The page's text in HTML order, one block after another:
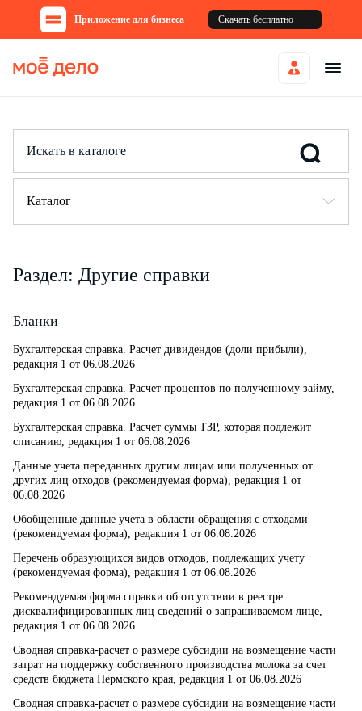
Приложение для бизнеса Скачать бесплатно
Каталог
Раздел: Другие справки
Бланки
Бухгалтерская справка. Расчет дивидендов (доли прибыли),
редакция 1 от 06.08.2026
Бухгалтерская справка. Расчет процентов по полученному займу,
редакция 1 от 06.08.2026
Бухгалтерская справка. Расчет суммы ТЗР, которая подлежит
списанию, редакция 1 от 06.08.2026
Данные учета переданных другим лицам или полученных от
других лиц отходов (рекомендуемая форма), редакция 1 от
06.08.2026
Обобщенные данные учета в области обращения с отходами
(рекомендуемая форма), редакция 1 от 06.08.2026
Перечень образующихся видов отходов, подлежащих учету
(рекомендуемая форма), редакция 1 от 06.08.2026
Рекомендуемая форма справки об отсутствии в реестре
дисквалифицированных лиц сведений о запрашиваемом лице,
редакция 1 от 06.08.2026
Сводная справка-расчет о размере субсидии на возмещение части
затрат на поддержку собственного производства молока за счет
средств бюджета Пермского края, редакция 1 от 06.08.2026
Сводная справка-расчет о размере субсидии на возмещение части